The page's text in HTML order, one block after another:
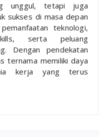
unggul, tetapi juga
sukses di masa depan
teknologi,
serta peluang
Dengan pendekatan
ternama memiliki daya
kerja yang terus